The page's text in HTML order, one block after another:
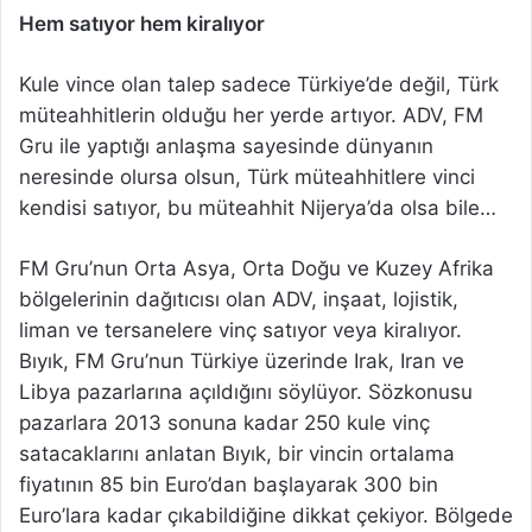
Hem satıyor hem kiralıyor
Kule vince olan talep sadece Türkiye’de değil, Türk
müteahhitlerin olduğu her yerde artıyor. ADV, FM
Gru ile yaptığı anlaşma sayesinde dünyanın
neresinde olursa olsun, Türk müteahhitlere vinci
kendisi satıyor, bu müteahhit Nijerya’da olsa bile…
FM Gru’nun Orta Asya, Orta Doğu ve Kuzey Afrika
bölgelerinin dağıtıcısı olan ADV, inşaat, lojistik,
liman ve tersanelere vinç satıyor veya kiralıyor.
Bıyık, FM Gru’nun Türkiye üzerinde Irak, Iran ve
Libya pazarlarına açıldığını söylüyor. Sözkonusu
pazarlara 2013 sonuna kadar 250 kule vinç
satacaklarını anlatan Bıyık, bir vincin ortalama
fiyatının 85 bin Euro’dan başlayarak 300 bin
Euro’lara kadar çıkabildiğine dikkat çekiyor. Bölgede